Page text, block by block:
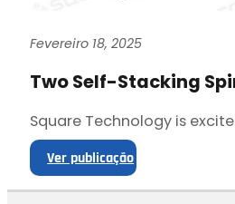
Fevereiro 18, 2025
Two Self-Stacking
Square Technology is
Ver publicação